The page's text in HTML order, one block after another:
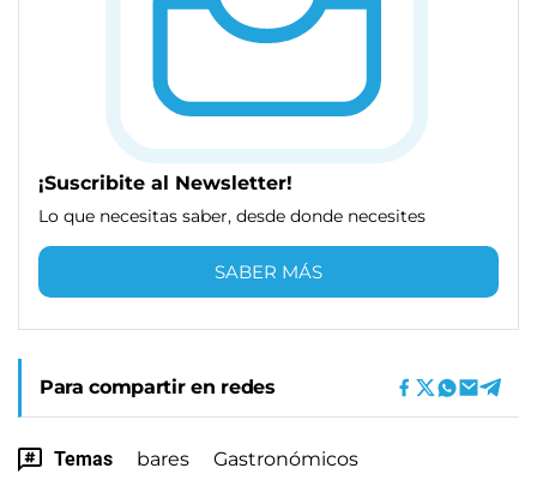
¡Suscribite al Newsletter!
Lo que necesitas saber, desde donde necesites
SABER MÁS
Para compartir en redes
Temas bares Gastronómicos